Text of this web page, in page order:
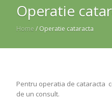
Operatie
Home / Operatie cataracta
Pentru operatia de cataracta
de un consult.